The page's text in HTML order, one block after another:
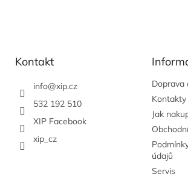
Kontakt
info@xip.cz
532 192 510
XIP Facebook
xip_cz
Doprava
Kontakty
Jak
údajů
Servis